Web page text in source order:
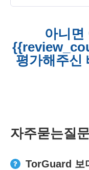
아니면
평가해주신
자주묻는질문
TorGuard 보